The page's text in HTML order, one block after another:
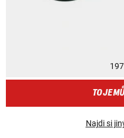
TO JE
Najdi si